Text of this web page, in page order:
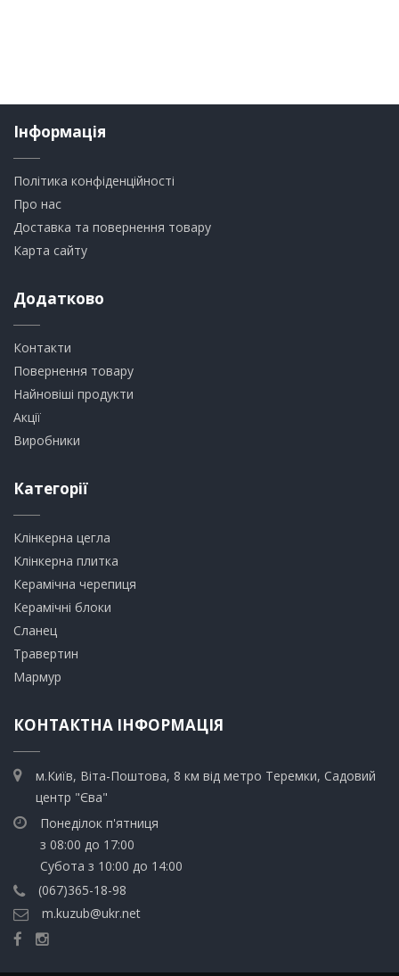
Інформація
Політика конфіденційності
Про нас
Доставка та повернення товару
Карта сайту
Додатково
Контакти
Повернення товару
Найновіші продукти
Акції
Виробники
Категорії
Клінкерна цегла
​Клінкерна плитка
​Керамічна черепиця
​Керамічні блоки
​Сланец
Травертин​
​Мармур
КОНТАКТНА ІНФОРМАЦІЯ
м.Київ, Віта-Поштова, 8 км від метро Теремки, Садовий
центр "Єва"
Понеділок п'ятниця
з 08:00 до 17:00
Субота з 10:00 до 14:00
(067)365-18-98
m.kuzub@ukr.net